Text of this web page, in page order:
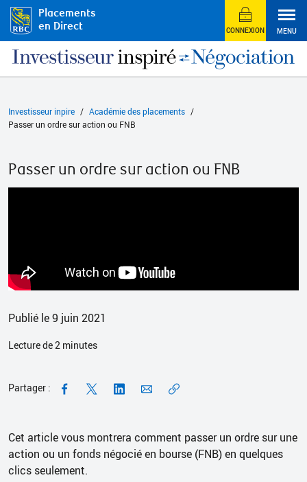
Placements
en Direct
CONNEXION MENU
Investisseur inpire
Académie des placements
Passer un ordre sur action ou FNB
Passer un ordre sur action ou FNB
Publié le 9 juin 2021
Lecture de2 minutes
Partager :
Cet article vous montrera comment passer un ordre sur une
action ou un fonds négocié en bourse (FNB) en quelques
clics seulement.